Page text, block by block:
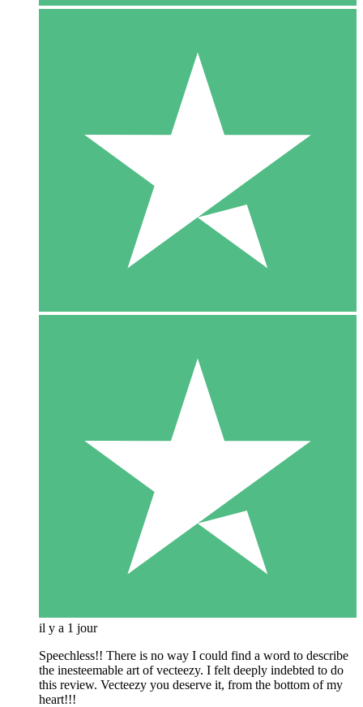
il y a 1 jour
Speechless!! There is no way I could find a word to describe
the inesteemable art of vecteezy. I felt deeply indebted to do
this review. Vecteezy you deserve it, from the bottom of my
heart!!!